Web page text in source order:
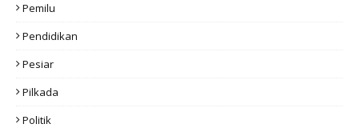
Pemilu
Pendidikan
Pesiar
Pilkada
Politik